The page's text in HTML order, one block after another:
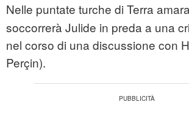
Nelle puntate turche di Terra
soccorrerà Julide in preda a una
nel corso di una discussione con
Perçin).